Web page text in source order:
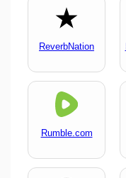
ReverbNation
Rumble.com